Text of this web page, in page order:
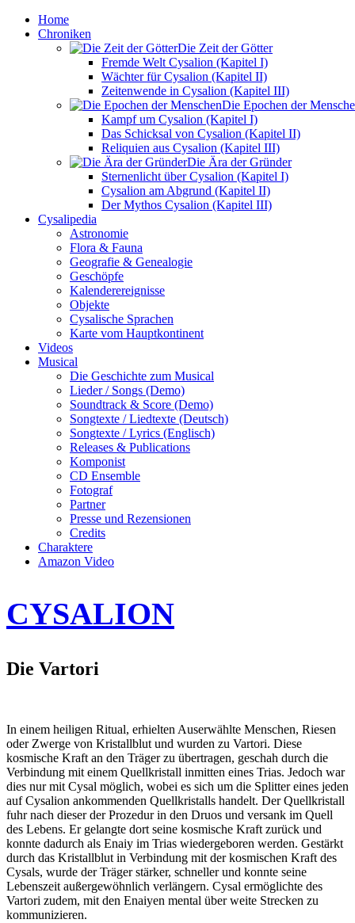
Home
Chroniken
Die Zeit der Götter
Fremde Welt Cysalion (Kapitel I)
Wächter für Cysalion (Kapitel II)
Zeitenwende in Cysalion (Kapitel III)
Die Epochen der
Kampf um Cysalion (Kapitel I)
Das Schicksal von Cysalion (Kapitel II)
Reliquien aus Cysalion (Kapitel III)
Die Ära der Gründer
Sternenlicht über Cysalion (Kapitel I)
Cysalion am Abgrund (Kapitel II)
Der Mythos Cysalion (Kapitel III)
Cysalipedia
Astronomie
Flora & Fauna
Geografie & Genealogie
Geschöpfe
Kalenderereignisse
Objekte
Cysalische Sprachen
Karte vom Hauptkontinent
Videos
Musical
Die Geschichte zum Musical
Lieder / Songs (Demo)
Soundtrack & Score (Demo)
Songtexte / Liedtexte (Deutsch)
Songtexte / Lyrics (Englisch)
Releases & Publications
Komponist
CD Ensemble
Fotograf
Partner
Presse und Rezensionen
Credits
Charaktere
Amazon Video
CYSALION
Die Vartori
In einem heiligen Ritual, erhielten Auserwählte Menschen, Riesen
oder Zwerge von Kristallblut und wurden zu Vartori. Diese
kosmische Kraft an den Träger zu übertragen, geschah durch die
Verbindung mit einem Quellkristall inmitten eines Trias. Jedoch war
dies nur mit Cysal möglich, wobei es sich um die Splitter eines jeden
auf Cysalion ankommenden Quellkristalls handelt. Der Quellkristall
fuhr nach dieser der Prozedur in den Druos und versank im Quell
des Lebens. Er gelangte dort seine kosmische Kraft zurück und
konnte dadurch als Enaiy im Trias wiedergeboren werden. Gestärkt
durch das Kristallblut in Verbindung mit der kosmischen Kraft des
Cysals, wurde der Träger stärker, schneller und konnte seine
Lebenszeit außergewöhnlich verlängern. Cysal ermöglichte des
Vartori zudem, mit den Enaiyen mental über weite Strecken zu
kommunizieren.